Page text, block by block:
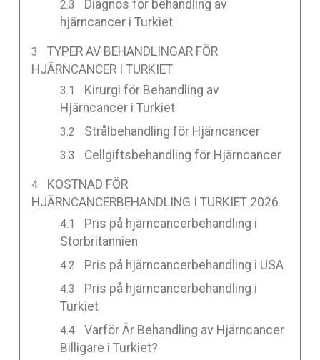
Diagnos för behandling av
hjärncancer i Turkiet
TYPER AV BEHANDLINGAR FÖR
HJÄRNCANCER I TURKIET
Kirurgi för Behandling av
Hjärncancer i Turkiet
Strålbehandling för Hjärncancer
Cellgiftsbehandling för Hjärncancer
KOSTNAD FÖR
HJÄRNCANCERBEHANDLING I TURKIET 2026
Pris på hjärncancerbehandling i
Storbritannien
Pris på hjärncancerbehandling i USA
Pris på hjärncancerbehandling i
Turkiet
Varför Är Behandling av Hjärncancer
Billigare i Turkiet?